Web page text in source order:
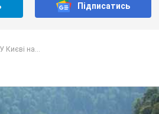
Підписатись
У Києві на...